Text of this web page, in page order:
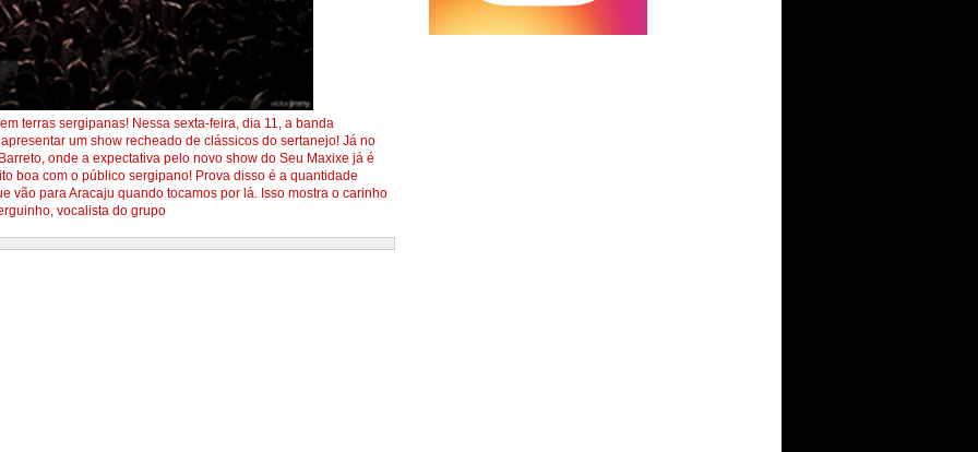
terras sergipanas! Nessa sexta-feira, dia 11, a banda
um show recheado de clássicos do sertanejo! Já no
onde a expectativa pelo novo show do Seu Maxixe já é
boa com o público sergipano! Prova disso é a quantidade
vão para Aracaju quando tocamos por lá. Isso mostra o carinho
vocalista do grupo